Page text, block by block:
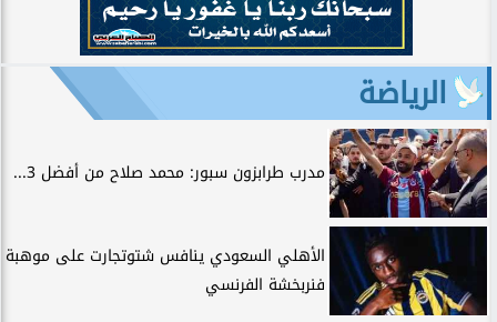
الرياضة
مدرب طرابزون سبور: محمد صلاح من أفضل 3...
الأهلي السعودي ينافس شتوتجارت على موهبة
فنربخشة الفرنسي